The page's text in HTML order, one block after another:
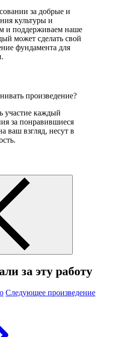
за добрые и
культуры и
и поддерживаем наше
может сделать свой
фундамента для
произведение?
участие каждый
за понравившиеся
ваш взгляд, несут в
за эту работу
Следующее произведение